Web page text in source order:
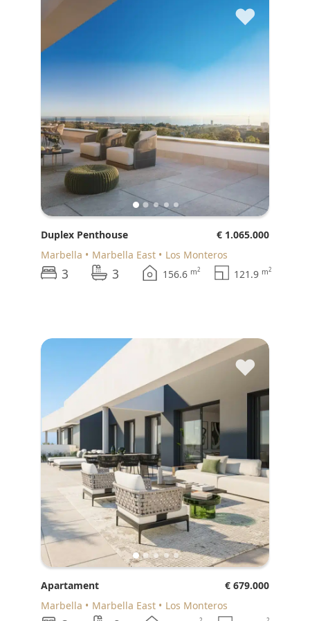
♥
Duplex Penthouse
€ 1.065.000
Marbella
Marbella East Los Monteros
3 3 156.6 m2 121.9 m2
♥
Apartament
€ 679.000
Marbella
Marbella East Los Monteros